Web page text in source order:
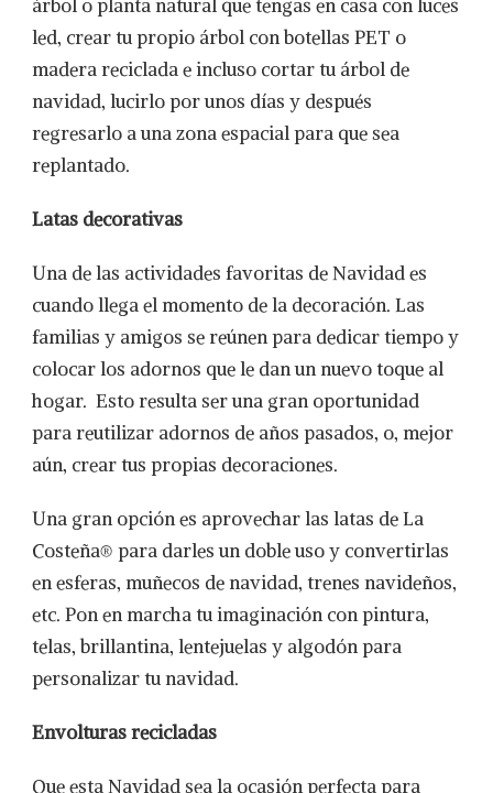
árbol o planta natural que tengas en casa con luces
led, crear tu propio árbol con botellas PET o
madera reciclada e incluso cortar tu árbol de
navidad, lucirlo por unos días y después
regresarlo a una zona espacial para que sea
replantado.
Latas decorativas
Una de las actividades favoritas de Navidad es
cuando llega el momento de la decoración. Las
familias y amigos se reúnen para dedicar tiempo y
colocar los adornos que le dan un nuevo toque al
hogar. Esto resulta ser una gran oportunidad
para reutilizar adornos de años pasados, o, mejor
aún, crear tus propias decoraciones.
Una gran opción es aprovechar las latas de La
Costeña® para darles un doble uso y convertirlas
en esferas, muñecos de navidad, trenes navideños,
etc. Pon en marcha tu imaginación con pintura,
telas, brillantina, lentejuelas y algodón para
personalizar tu navidad.
Envolturas recicladas
Que esta Navidad sea la ocasión perfecta para